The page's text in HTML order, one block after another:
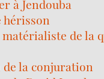
à Jendouba
hérisson
de la
la conjuration